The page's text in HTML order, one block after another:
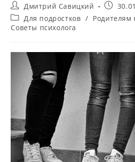
Автор
записи:
Дмитрий Савицкий
Запись
Рубрика
записи:
Для подростков / Родителям
Советы психолога